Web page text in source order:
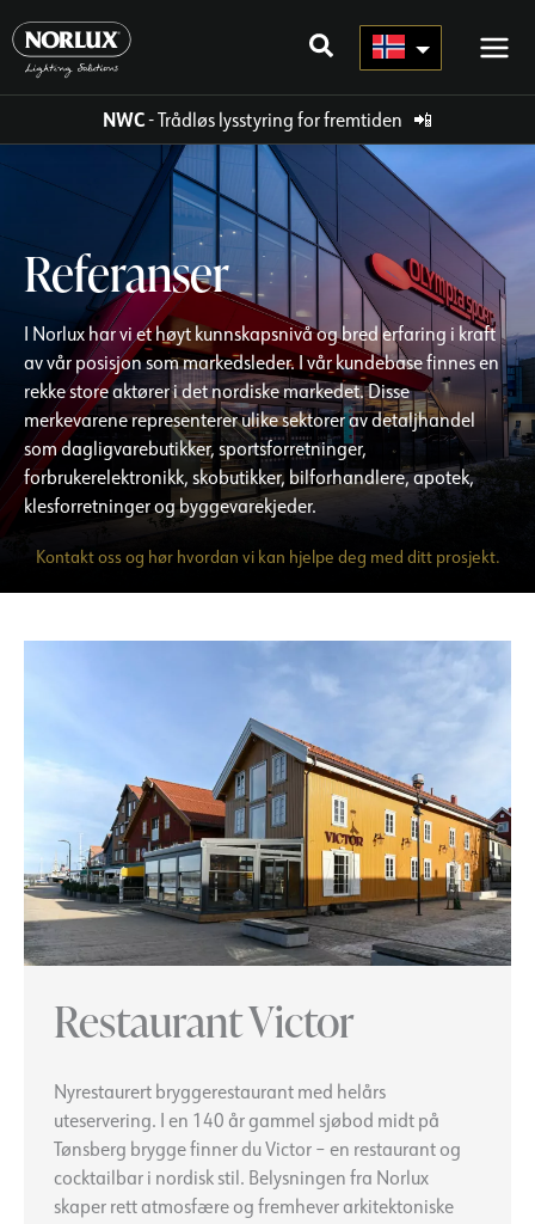
rett
innholdet
NWC- Trådløs lysstyring for fremtiden 📲
Referanser
I Norlux har vi et høyt kunnskapsnivå og bred erfaring i kraft
av vår posisjon som markedsleder. I vår kundebase finnes en
rekke store aktører i det nordiske markedet. Disse
merkevarene representerer ulike sektorer av detaljhandel
som dagligvarebutikker, sportsforretninger,
forbrukerelektronikk, skobutikker, bilforhandlere, apotek,
klesforretninger og byggevarekjeder.
Kontakt oss og hør hvordan vi kan hjelpe deg med ditt prosjekt.
Restaurant Victor
Nyrestaurert bryggerestaurant med helårs
uteservering. I en 140 år gammel sjøbod midt på
Tønsberg brygge finner du Victor – en restaurant og
cocktailbar i nordisk stil. Belysningen fra Norlux
skaper rett atmosfære og fremhever arkitektoniske